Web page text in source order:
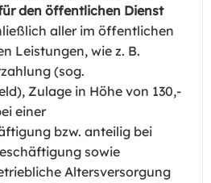
den öffentlichen Dienst
aller im öffentlichen
Leistungen, wie z. B.
(sog.
Zulage in Höhe von 130,-
einer
bzw. anteilig bei
sowie
Altersversorgung